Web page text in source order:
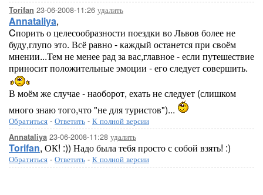
Torifan 23-06-2008-11:26 удалить
Annataliya,
Cпорить о целесообразности поездки во Львов более не
буду,глупо это. Всё равно - каждый останется при своём
мнении...Тем не менее рад за вас,главное - если путешествие
приносит положительные эмоции - его следует совершить.
В моём же случае - наоборот, ехать не следует (слишком
много знаю того,что "не для туристов")...
Обратиться - Ответить - К полной версии
Annataliya 23-06-2008-11:28 удалить
Torifan, ОК! :)) Надо была тебя просто с собой взять! :)
Обратиться - Ответить - К полной версии